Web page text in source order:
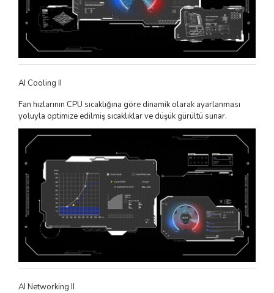
AI Cooling II
Fan hızlarının CPU sıcaklığına göre dinamik olarak ayarlanması
yoluyla optimize edilmiş sıcaklıklar ve düşük gürültü sunar.
AI Networking II